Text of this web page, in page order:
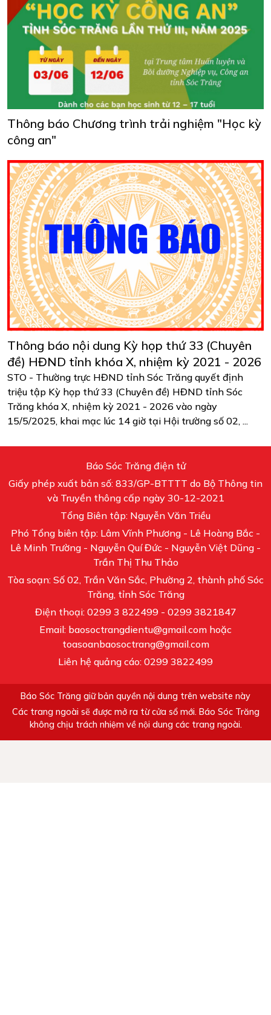
Thông báo Chương trình trải nghiệm "Học kỳ
công an"
Thông báo nội dung Kỳ họp thứ 33 (Chuyên
đề) HĐND tỉnh khóa X, nhiệm kỳ 2021 - 2026
STO - Thường trực HĐND tỉnh Sóc Trăng quyết định
triệu tập Kỳ họp thứ 33 (Chuyên đề) HĐND tỉnh Sóc
Trăng khóa X, nhiệm kỳ 2021 - 2026 vào ngày
15/5/2025, khai mạc lúc 14 giờ tại Hội trường số 02, ...
Báo Sóc Trăng điện tử
Giấy phép xuất bản số: 833/GP-BTTTT do Bộ Thông tin
và Truyền thông cấp ngày 30-12-2021
Tổng Biên tập: Nguyễn Văn Triều
Phó Tổng biên tập: Lâm Vĩnh Phương - Lê Hoàng Bắc -
Lê Minh Trường - Nguyễn Quí Đức - Nguyễn Việt Dũng -
Trần Thị Thu Thảo
Tòa soạn: Số 02, Trần Văn Sắc, Phường 2, thành phố Sóc
Trăng, tỉnh Sóc Trăng
Điện thoại: 0299 3 822499 - 0299 3821847
Email: baosoctrangdientu@gmail.com hoặc
toasoanbaosoctrang@gmail.com
Liên hệ quảng cáo: 0299 3822499
Báo Sóc Trăng giữ bản quyền nội dung trên website này
Các trang ngoài sẽ được mở ra từ cửa sổ mới. Báo Sóc Trăng
không chịu trách nhiệm về nội dung các trang ngoài.